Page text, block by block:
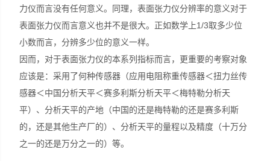
力仪而言没有任何意义。同理，表面张力仪分辨率的意义对于
表面张力仪而言意义也并不是很大。正如数学上1/3取多少位
小数而言，分辨多少位的意义一样。
因而，对于表面张力仪的本系列指标而言，更重要的考察对象
应该是：采用了何种传感器（应用电阻称重传感器＜扭力丝传
感器＜中国分析天平＜赛多利斯分析天平＜梅特勒分析天
平）、分析天平的产地（中国的还是梅特勒的还是赛多利斯
的，还是其他生产厂的）、分析天平的量程以及精度（十万分
之一的还是万分之一的）等。